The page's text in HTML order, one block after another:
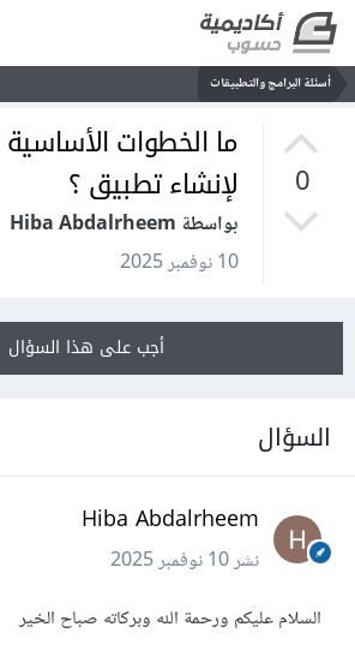
أسئلة البرامج والتطبيقات
0
ما الخطوات الأساسية
لإنشاء تطبيق ؟
بواسطة Hiba Abdalrheem
10 نوفمبر 2025
أجب على هذا السؤال
السؤال
Hiba Abdalrheem
نشر10 نوفمبر 2025
السلام عليكم ورحمة الله وبركاته صباح الخير